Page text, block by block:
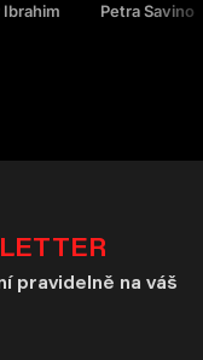
Ibrahim Petra Savino
pravidelně na váš